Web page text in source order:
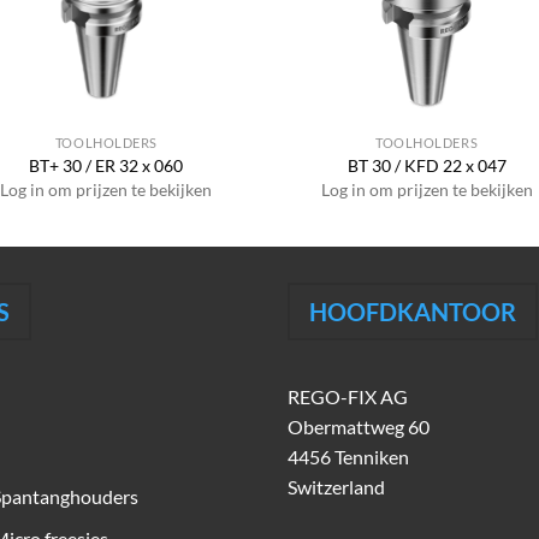
TOOLHOLDERS
BT+ 30 / ER 32 x 060
Log in om prijzen te bekijken
TOOLHOLDERS
BT 30 / KFD 22 x 047
Log in om prijzen te bekijken
HOOFDKANTOOR
REGO-FIX AG
Obermattweg 60
4456 Tenniken
Switzerland